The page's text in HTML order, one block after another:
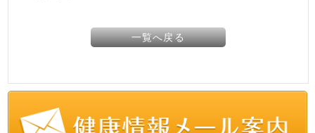
一覧へ戻る